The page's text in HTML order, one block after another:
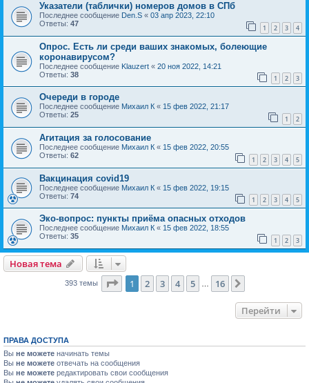
Указатели (таблички) номеров домов в СПб
Последнее сообщение Den.S « 03 апр 2023, 22:10
Ответы: 47 1 2 3 4
Опрос. Есть ли среди ваших знакомых, болеющие
коронавирусом?
Последнее сообщение Klauzert « 20 ноя 2022, 14:21
Ответы: 38 1 2 3
Очереди в городе
Последнее сообщение Михаил К « 15 фев 2022, 21:17
Ответы: 25 1 2
Агитация за голосование
Последнее сообщение Михаил К « 15 фев 2022, 20:55
Ответы: 62 1 2 3 4 5
Вакцинация covid19
Последнее сообщение Михаил К « 15 фев 2022, 19:15
Ответы: 74 1 2 3 4 5
Эко-вопрос: пункты приёма опасных отходов
Последнее сообщение Михаил К « 15 фев 2022, 18:55
Ответы: 35 1 2 3
Новая тема
393 темы Страница из 16
1 2 3 4 5 16
Перейти
ПРАВА ДОСТУПА
Вы не можете начинать темы
Вы не можете отвечать на сообщения
Вы не можете редактировать свои сообщения